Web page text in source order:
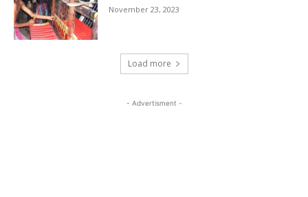
November 23, 2023
Load more
- Advertisment -